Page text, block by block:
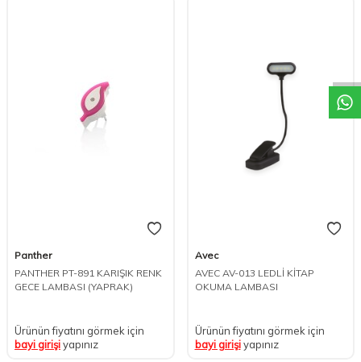
Panther
PANTHER PT-891 KARIŞIK RENK
GECE LAMBASI (YAPRAK)
Ürünün fiyatını görmek için
bayi girişiyapınız
Avec
AVEC AV-013 LEDLİ KİTAP
OKUMA LAMBASI
Ürünün fiyatını görmek için
bayi girişiyapınız